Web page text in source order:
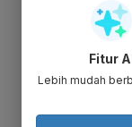
Fitur
Lebih mudah